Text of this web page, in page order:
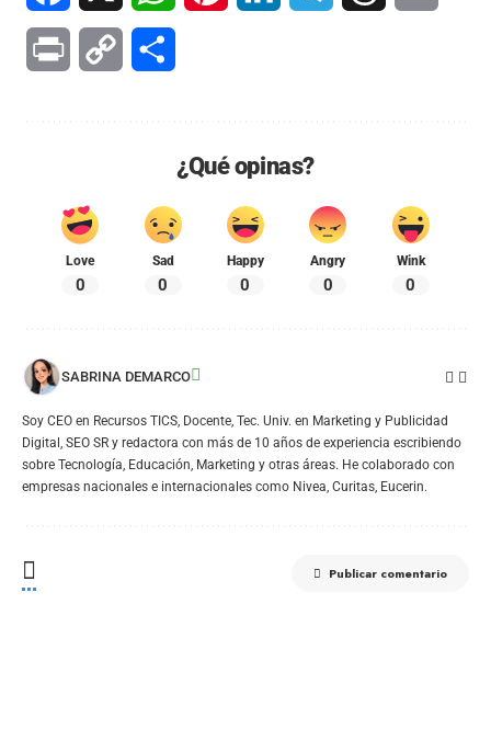
Print Copy
¿Qué opinas?
Love
0
Sad
0
Happy
0
Angry
0
Wink
0
SABRINA DEMARCO
Soy CEO en Recursos TICS, Docente, Tec. Univ. en Marketing y Publicidad
Digital, SEO SR y redactora con más de 10 años de experiencia escribiendo
sobre Tecnología, Educación, Marketing y otras áreas. He colaborado con
empresas nacionales e internacionales como Nivea, Curitas, Eucerin.
Publicar comentario